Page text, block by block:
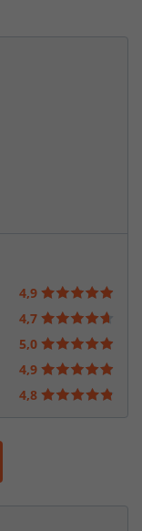
4,9
4,7
5,0
4,9
4,8